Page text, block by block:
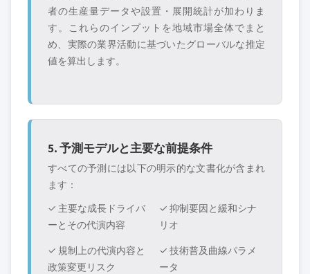
者の生産量データや設置・展開統計が加わりま
す。これらのインプットを地域市場全体でまと
め、実際の業界活動に基づいたグローバルな推定
値を算出します。
5. 予測モデルと主要な前提条件
すべての予測には以下の明示的な文書化が含まれ
ます：
✓ 主要な成長ドライバ
ーとその代演内容
✓ 抑制要因と緩和シナ
リオ
✓ 規制上の代演内容と
政策変更リスク
✓ 技術普及曲線パラメ
ータ